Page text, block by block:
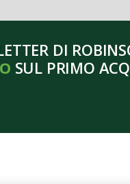
DI
SUL PRIMO